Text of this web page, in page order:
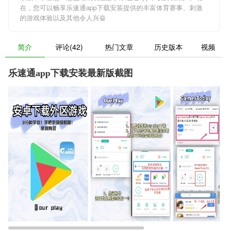
在，您可以畅享乐速通app下载安装提供的丰富体育赛事、刺激
的游戏体验以及其他令人兴奋
简介 评论(42) 热门文章 历史版本 视频
乐速通app下载安装最新版截图